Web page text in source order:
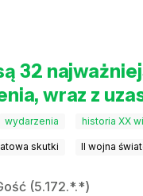
32
wraz z
wydarzenia historia XX
skutki II wojna
(5.172.*.*)